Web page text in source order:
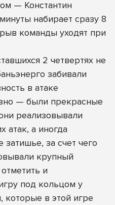
— Константин
набирает сразу 8
команды уходят при
2 четвертях не
забивали
в атаке
— были прекрасные
реализовывали
атак, а иногда
за счет чего
крупный
и
под кольцом у
в этой игре